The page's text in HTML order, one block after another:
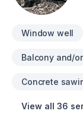
Window well
Balcony and/
Concrete
View all 36